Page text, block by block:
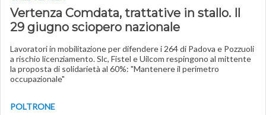
Vertenza Comdata, trattative in stallo. Il
29 giugno sciopero nazionale
Lavoratori in mobilitazione per difendere i 264 di Padova e Pozzuoli
a rischio licenziamento. Slc, Fistel e Uilcom respingono al mittente
la proposta di solidarietà al 60%: "Mantenere il perimetro
occupazionale"
POLTRONE